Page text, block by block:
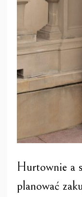
Hurtownie a
planować